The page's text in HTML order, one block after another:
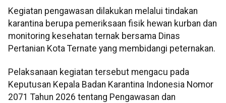
Kegiatan pengawasan dilakukan melalui tindakan
karantina berupa pemeriksaan fisik hewan kurban dan
monitoring kesehatan ternak bersama Dinas
Pertanian Kota Ternate yang membidangi peternakan.
Pelaksanaan kegiatan tersebut mengacu pada
Keputusan Kepala Badan Karantina Indonesia Nomor
2071 Tahun 2026 tentang Pengawasan dan